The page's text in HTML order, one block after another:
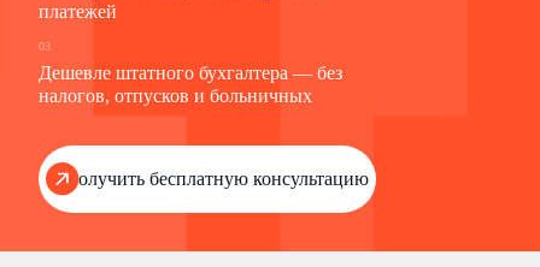
платежей
03
Дешевле штатного бухгалтера — без
налогов, отпусков и больничных
Получить бесплатную консультацию